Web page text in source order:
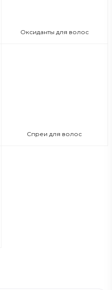
Оксиданты для волос
Спреи для волос